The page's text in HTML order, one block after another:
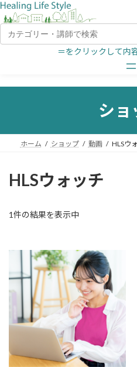
＝をクリックして内
ショ
ホーム ショップ 動画 HLSウ
HLSウォッチ
1件の結果を表示中